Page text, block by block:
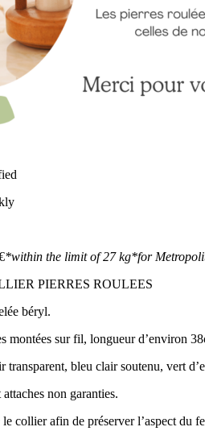
*within the limit of 27 kg*for
PIERRES ROULEES
béryl.
montées sur fil, longueur d’environ
transparent, bleu clair soutenu, vert
non garanties.
collier afin de préserver l’aspect du